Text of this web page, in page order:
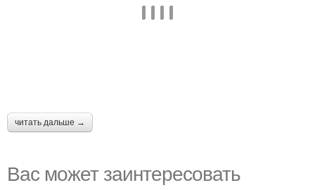
читать дальше →
Вас может заинтересовать